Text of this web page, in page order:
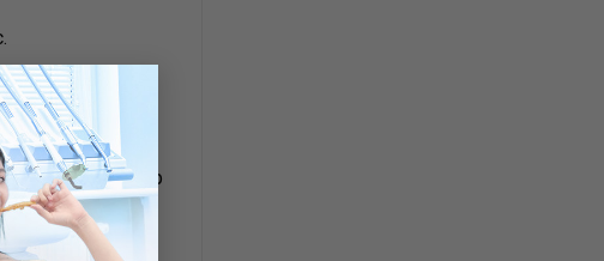
×
hướng, mọc
gây ra sự chèn ép